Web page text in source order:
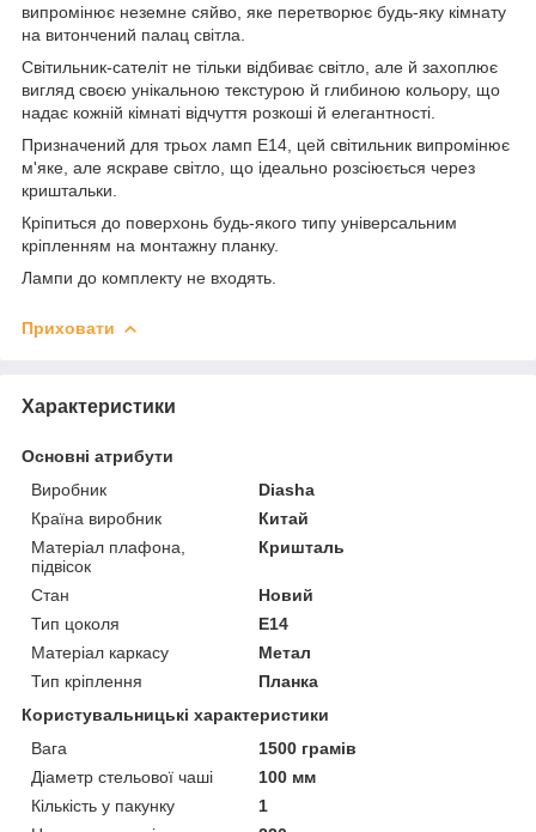
випромінює неземне сяйво, яке перетворює будь-яку кімнату
на витончений палац світла.
Світильник-сателіт не тільки відбиває світло, але й захоплює
вигляд своєю унікальною текстурою й глибиною кольору, що
надає кожній кімнаті відчуття розкоші й елегантності.
Призначений для трьох ламп Е14, цей світильник випромінює
м'яке, але яскраве світло, що ідеально розсіюється через
криштальки.
Кріпиться до поверхонь будь-якого типу універсальним
кріпленням на монтажну планку.
Лампи до комплекту не входять.
Приховати
Характеристики
Основні атрибути
Виробник
Diasha
Країна виробник
Китай
Матеріал плафона,
підвісок
Кришталь
Стан
Новий
Тип цоколя
E14
Матеріал каркасу
Метал
Тип кріплення
Планка
Користувальницькі характеристики
Вага
1500 грамів
Діаметр стельової чаші
100 мм
Кількість у пакунку
1